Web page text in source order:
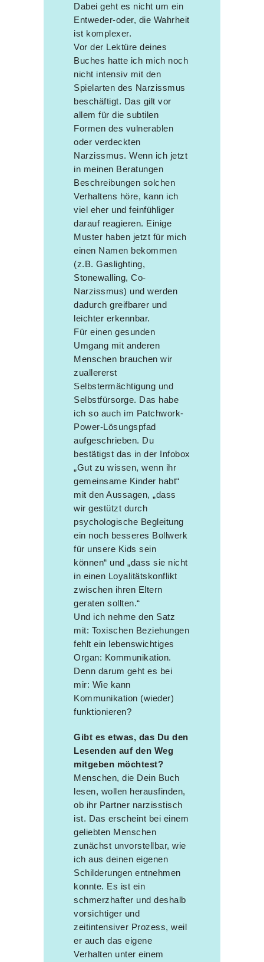
Dabei geht es nicht um ein
Entweder-oder, die Wahrheit
ist komplexer.
Vor der Lektüre deines
Buches hatte ich mich noch
nicht intensiv mit den
Spielarten des Narzissmus
beschäftigt. Das gilt vor
allem für die subtilen
Formen des vulnerablen
oder verdeckten
Narzissmus. Wenn ich jetzt
in meinen Beratungen
Beschreibungen solchen
Verhaltens höre, kann ich
viel eher und feinfühliger
darauf reagieren. Einige
Muster haben jetzt für mich
einen Namen bekommen
(z.B. Gaslighting,
Stonewalling, Co-
Narzissmus) und werden
dadurch greifbarer und
leichter erkennbar.
Für einen gesunden
Umgang mit anderen
Menschen brauchen wir
zuallererst
Selbstermächtigung und
Selbstfürsorge. Das habe
ich so auch im Patchwork-
Power-Lösungspfad
aufgeschrieben. Du
bestätigst das in der Infobox
„Gut zu wissen, wenn ihr
gemeinsame Kinder habt“
mit den Aussagen, „dass
wir gestützt durch
psychologische Begleitung
ein noch besseres Bollwerk
für unsere Kids sein
können“ und „dass sie nicht
in einen Loyalitätskonflikt
zwischen ihren Eltern
geraten sollten.“
Und ich nehme den Satz
mit: Toxischen Beziehungen
fehlt ein lebenswichtiges
Organ: Kommunikation.
Denn darum geht es bei
mir: Wie kann
Kommunikation (wieder)
funktionieren?
Gibt es etwas, das Du den
Lesenden auf den Weg
mitgeben möchtest?
Menschen, die Dein Buch
lesen, wollen herausfinden,
ob ihr Partner narzisstisch
ist. Das erscheint bei einem
geliebten Menschen
zunächst unvorstellbar, wie
ich aus deinen eigenen
Schilderungen entnehmen
konnte. Es ist ein
schmerzhafter und deshalb
vorsichtiger und
zeitintensiver Prozess, weil
er auch das eigene
Verhalten unter einem